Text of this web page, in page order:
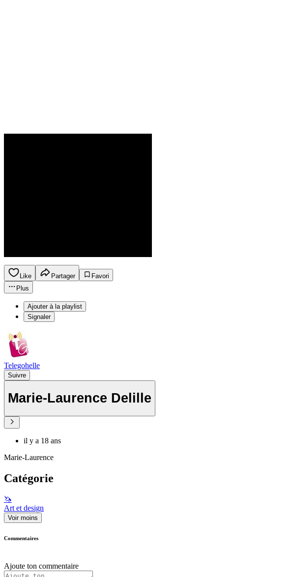
Like Partager
Favori
Plus
Ajouter à la playlist
Signaler
Telegohelle
Suivre
Marie-Laurence Delille
il y a 18 ans
Marie-Laurence
Catégorie
🦄
Art et design
Voir moins
Commentaires
Ajoute ton commentaire